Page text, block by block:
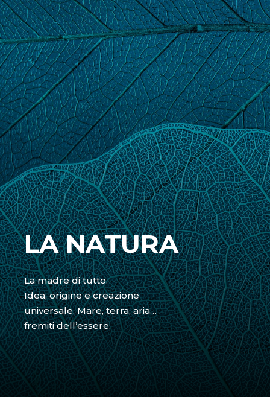
LA NATURA
La madre di tutto.
Idea, origine e creazione
universale. Mare, terra, aria…
fremiti dell’essere.